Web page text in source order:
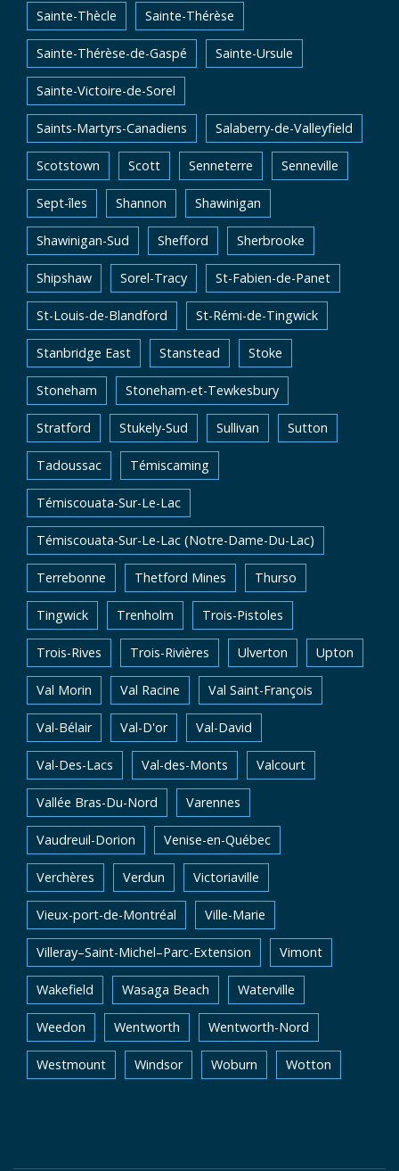
Sainte-Thècle Sainte-Thérèse
Sainte-Thérèse-de-Gaspé Sainte-Ursule
Sainte-Victoire-de-Sorel
Saints-Martyrs-Canadiens Salaberry-de-Valleyfield
Scotstown Scott Senneterre Senneville
Sept-îles Shannon Shawinigan
Shawinigan-Sud Shefford Sherbrooke
Shipshaw Sorel-Tracy St-Fabien-de-Panet
St-Louis-de-Blandford St-Rémi-de-Tingwick
Stanbridge East Stanstead Stoke
Stoneham Stoneham-et-Tewkesbury
Stratford Stukely-Sud Sullivan Sutton
Tadoussac Témiscaming
Témiscouata-Sur-Le-Lac
Témiscouata-Sur-Le-Lac (Notre-Dame-Du-Lac)
Terrebonne Thetford Mines Thurso
Tingwick Trenholm Trois-Pistoles
Trois-Rives Trois-Rivières Ulverton Upton
Val Morin Val Racine Val Saint-François
Val-Bélair Val-D'or Val-David
Val-Des-Lacs Val-des-Monts Valcourt
Vallée Bras-Du-Nord Varennes
Vaudreuil-Dorion Venise-en-Québec
Verchères Verdun Victoriaville
Vieux-port-de-Montréal Ville-Marie
Villeray–Saint-Michel–Parc-Extension Vimont
Wakefield Wasaga Beach Waterville
Weedon Wentworth Wentworth-Nord
Westmount Windsor Woburn Wotton